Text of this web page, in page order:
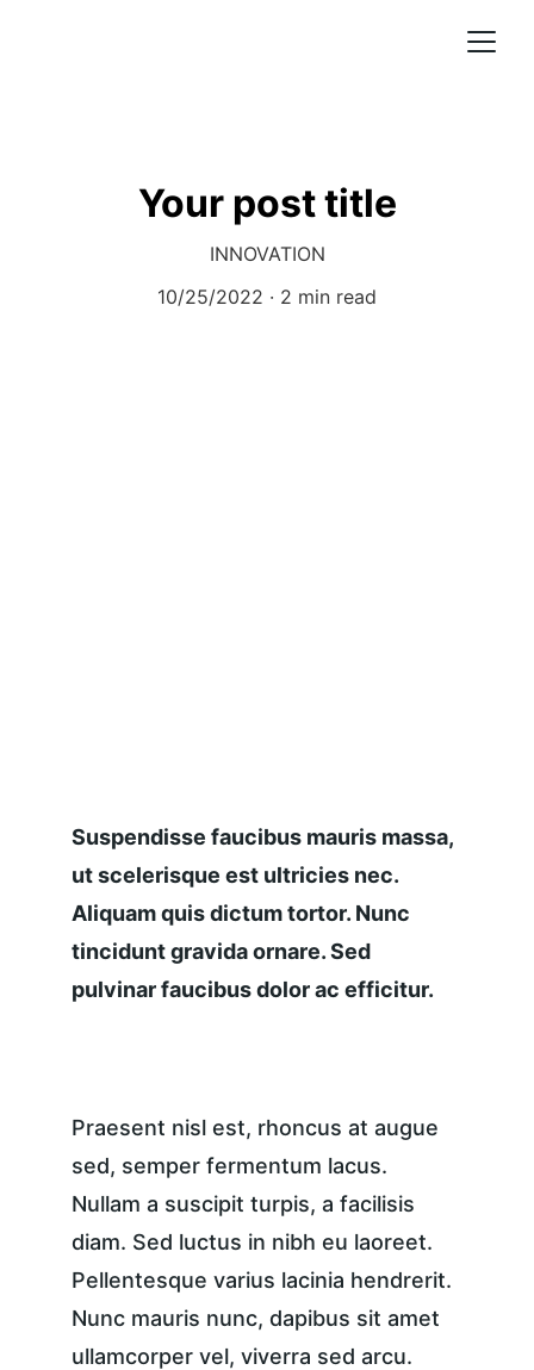
Your post title
INNOVATION
10/25/2022
2 min read
Suspendisse faucibus mauris massa,
ut scelerisque est ultricies nec.
Aliquam quis dictum tortor. Nunc
tincidunt gravida ornare. Sed
pulvinar faucibus dolor ac efficitur.
Praesent nisl est, rhoncus at augue
sed, semper fermentum lacus.
Nullam a suscipit turpis, a facilisis
diam. Sed luctus in nibh eu laoreet.
Pellentesque varius lacinia hendrerit.
Nunc mauris nunc, dapibus sit amet
ullamcorper vel, viverra sed arcu.